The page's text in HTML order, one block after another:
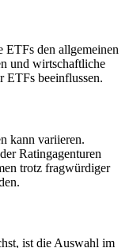
ETFs den allgemeinen
und wirtschaftliche
ETFs beeinflussen.
kann variieren.
Ratingagenturen
trotz fragwürdiger
ist die Auswahl im